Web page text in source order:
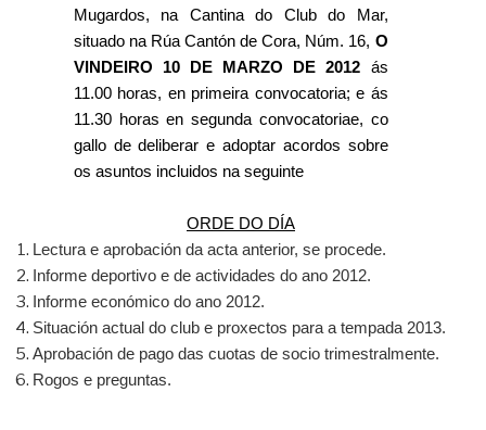
Mugardos, na Cantina do Club do Mar,
situado na Rúa Cantón de Cora, Núm. 16, O
VINDEIRO 10 DE MARZO DE 2012 ás
11.00 horas, en primeira convocatoria; e ás
11.30 horas en segunda convocatoriae, co
gallo de deliberar e adoptar acordos sobre
os asuntos incluidos na seguinte
ORDE DO DÍA
Lectura e aprobación da acta anterior, se procede.
Informe deportivo e de actividades do ano 2012.
Informe económico do ano 2012.
Situación actual do club e proxectos para a tempada 2013.
Aprobación de pago das cuotas de socio trimestralmente.
Rogos e preguntas.